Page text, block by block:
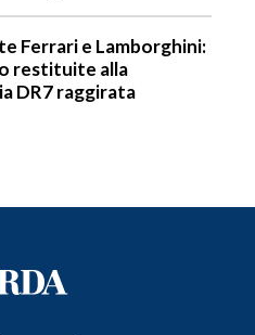
Ferrari e Lamborghini:
restituite alla
DR7 raggirata